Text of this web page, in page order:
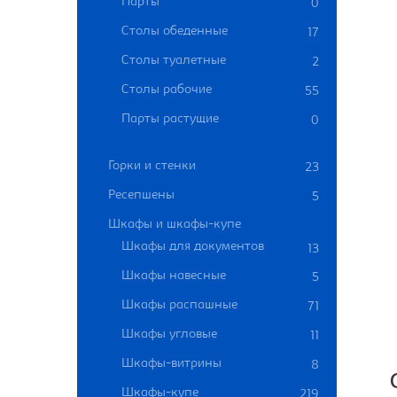
0
Столы обеденные 17
Столы туалетные 2
Столы рабочие 55
Парты растущие 0
Горки и стенки 23
Ресепшены 5
Шкафы и шкафы-купе
Шкафы для документов
13
Шкафы навесные
5
Шкафы распашные 71
Шкафы угловые 11
Шкафы-витрины 8
Шкафы-купе